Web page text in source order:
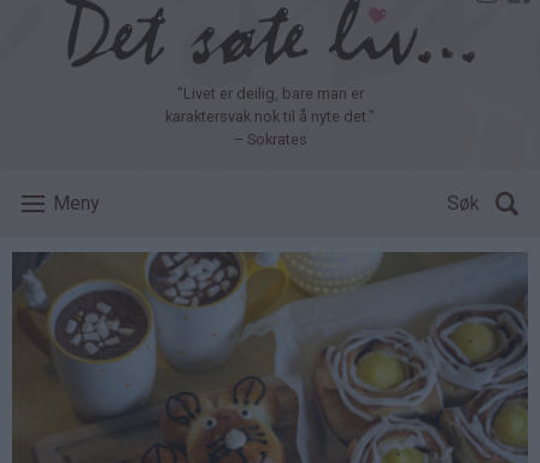
"Livet er deilig, bare man er
karaktersvak nok til å nyte det."
– Sokrates
Meny Søk